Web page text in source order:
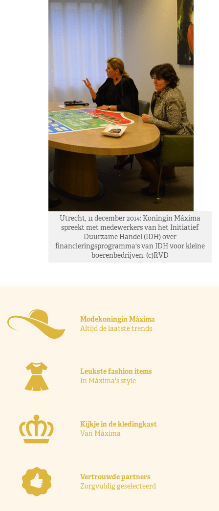
Utrecht, 11 december 2014: Koningin Máxima
spreekt met medewerkers van het Initiatief
Duurzame Handel (IDH) over
financieringsprogramma's van IDH voor kleine
boerenbedrijven. (c)RVD
Modekoningin Máxima
Altijd de laatste trends
Leukste fashion items
In Máxima's style
Kijkje in de kledingkast
Van Máxima
Vertrouwde partners
Zorgvuldig geselecteerd